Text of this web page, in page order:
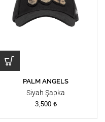
PALM ANGELS
Siyah Şapka
3,500 ₺